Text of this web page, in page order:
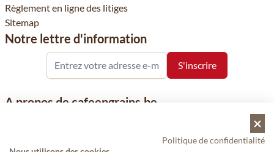
Règlement en ligne des litiges
Sitemap
Notre lettre d'information
A propos de cafeengrains.be
concentre sur la vente de produits à base de café, de renommée
Politique de confidentialité